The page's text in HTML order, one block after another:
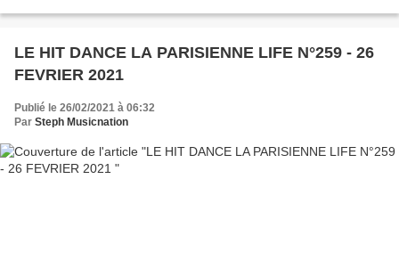
LE HIT DANCE LA PARISIENNE LIFE N°259 - 26
FEVRIER 2021
Publié le 26/02/2021 à 06:32
Par Steph Musicnation